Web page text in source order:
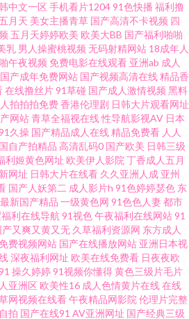
大神网址在线观看 五月天性交网 美女黄久久
先锋AV色吧 日韩三级在线观看 黄色网址求推
色网91视频 九九re在线观看视频 爱打炮影院
免费AV福利 国产av大香蕉 91视频在线免费观
狠狠久久香蕉 97资源站狠狠撸 91超在线 婷婷
接 超碰福利社 91久久天堂 亚洲一区二区三区
91在线播放 www91视频大全 91官网国产 天天
香蕉性愛視頻 91熟女高潮大叫 中文字幕影音
福利 www91久草 91高清黄色电影 婷婷五月
中文一区 手机看片120491色快播 福利撸
月天 美女主播青草 国产高清不卡视频 四
五月天婷婷欧美 欧美大BB 国产福利啪啪
乳 男人操蜜桃视频 无码射精网站 18成年人
午夜视频 免费电影在线观看 亚洲ab 成人
国产成年免费网站 国产视频高清在线精品香
在线撸丝片91草碰 国产成人激情视频 黑料
拍拍拍免费香港伦理剧 日韩大片观看网址
网站青草全福视在线性导航影视AV 日本
久操 国产精品成人在线精品免费看 人人
自产拍精品 高清乱码0 国产欧美 日韩三级
利姬黄色网址 欧美伊人影院 丁香成人五月
网址 日韩大片在线看 久久亚洲人成 亚州
国产人妖第二 成人影片h 91色婷婷瑟色 东
新国产精品 一级黄色网 91色色人妻都市
利在线导航 91视色午夜福利在线网站91
产又爽又黄又无 久草福利资源网 东方成人
费视频网站 国产在线播放网站 亚洲日本视
深夜福利网址 欧美在线免费看 日夜夜欧
操久婷婷91视频你懂得黄色三级片毛片
亚洲区 欧美性16 成人色情黄片在线在线
网视频在线看午夜精品网影院 伦理片完整
拍 国产在线91 AV亚洲网址 国产经典三级